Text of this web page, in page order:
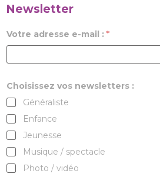
Newsletter
Votre adresse e-mail : *
Choisissez vos newsletters :
Généraliste
Enfance
Jeunesse
Musique / spectacle
Photo / vidéo